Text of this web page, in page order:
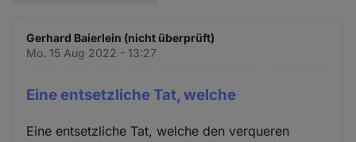
Gerhard Baierlein (nicht überprüft)
Mo. 15 Aug 2022 - 13:27
Eine entsetzliche Tat, welche
Eine entsetzliche Tat, welche den verqueren